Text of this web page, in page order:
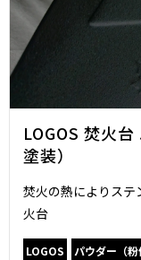
LOGOS 焚火
塗装）
焚火の熱によりステ
火台
LOGOS パウダー（粉